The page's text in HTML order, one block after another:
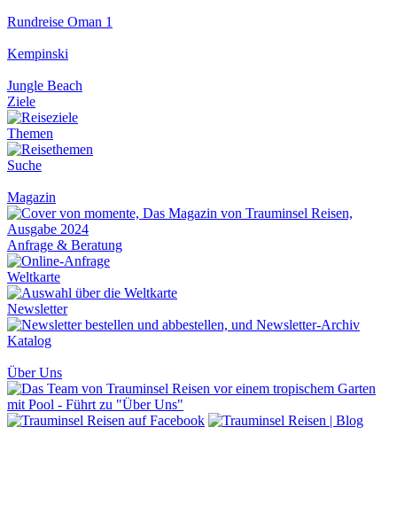
Rundreise Oman 1
Kempinski
Jungle Beach
Ziele
Themen
Suche
Magazin
Anfrage & Beratung
Weltkarte
Newsletter
Katalog
Über Uns